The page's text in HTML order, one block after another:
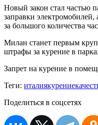
Новый закон стал частью
заправки
за большого количества
Милан станет первым
штрафы за курение в
Запрет на курение в
Теги: италиякурение
Поделиться в соцсетях